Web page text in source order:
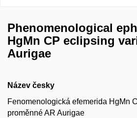
Phenomenological
HgMn CP eclipsing
Aurigae
Název česky
Fenomenologická efemerida HgMn
proměnné AR Aurigae